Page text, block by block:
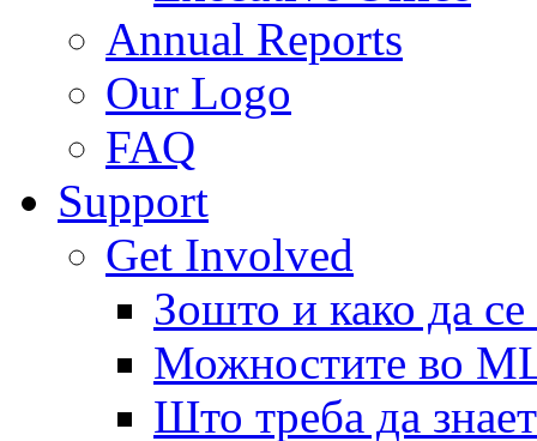
Annual Reports
Our Logo
FAQ
Support
Get Involved
Зошто и како да
Можностите во
Што треба да